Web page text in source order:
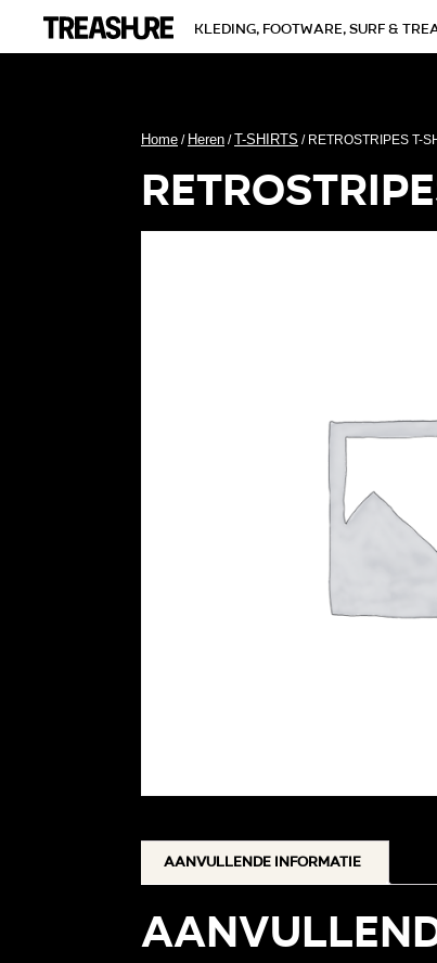
kleding, footware, surf &
Home / Heren /T-SHIRTS / RETROSTRIPES T-
Aanvullende informatie